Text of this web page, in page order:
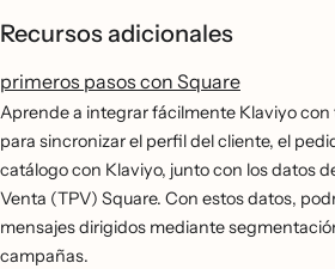
Recursos adicionales
primeros pasos con Square
Aprende a integrar fácilmente Klaviyo con
para sincronizar el perfil del cliente, el
catálogo con Klaviyo, junto con los datos
Venta (TPV) Square. Con estos datos,
mensajes dirigidos mediante
campañas.